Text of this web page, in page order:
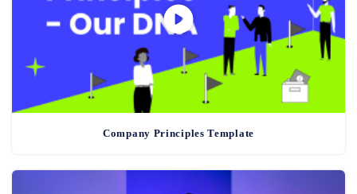
Company Principles Template